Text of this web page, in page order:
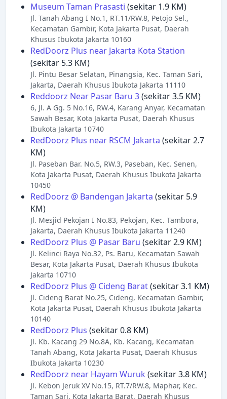
Museum Taman Prasasti (sekitar 1.9 KM)
Jl. Tanah Abang I No.1, RT.11/RW.8, Petojo Sel.,
Kecamatan Gambir, Kota Jakarta Pusat, Daerah
Khusus Ibukota Jakarta 10160
RedDoorz Plus near Jakarta Kota Station
(sekitar 5.3 KM)
Jl. Pintu Besar Selatan, Pinangsia, Kec. Taman Sari,
Jakarta, Daerah Khusus Ibukota Jakarta 11110
Reddoorz Near Pasar Baru 3(sekitar 3.5 KM)
6, Jl. A Gg. 5 No.16, RW.4, Karang Anyar, Kecamatan
Sawah Besar, Kota Jakarta Pusat, Daerah Khusus
Ibukota Jakarta 10740
RedDoorz Plus near RSCM Jakarta (sekitar 2.7
KM)
Jl. Paseban Bar. No.5, RW.3, Paseban, Kec. Senen,
Kota Jakarta Pusat, Daerah Khusus Ibukota Jakarta
10450
RedDoorz @ Bandengan Jakarta (sekitar 5.9
KM)
Jl. Mesjid Pekojan I No.83, Pekojan, Kec. Tambora,
Jakarta, Daerah Khusus Ibukota Jakarta 11240
RedDoorz Plus @ Pasar Baru (sekitar 2.9 KM)
Jl. Kelinci Raya No.32, Ps. Baru, Kecamatan Sawah
Besar, Kota Jakarta Pusat, Daerah Khusus Ibukota
Jakarta 10710
RedDoorz Plus @ Cideng Barat(sekitar 3.1 KM)
Jl. Cideng Barat No.25, Cideng, Kecamatan Gambir,
Kota Jakarta Pusat, Daerah Khusus Ibukota Jakarta
10140
RedDoorz Plus (sekitar 0.8 KM)
Jl. Kb. Kacang 29 No.8A, Kb. Kacang, Kecamatan
Tanah Abang, Kota Jakarta Pusat, Daerah Khusus
Ibukota Jakarta 10230
RedDoorz near Hayam Wuruk (sekitar 3.8 KM)
Jl. Kebon Jeruk XV No.15, RT.7/RW.8, Maphar, Kec.
Taman Sari, Kota Jakarta Barat, Daerah Khusus